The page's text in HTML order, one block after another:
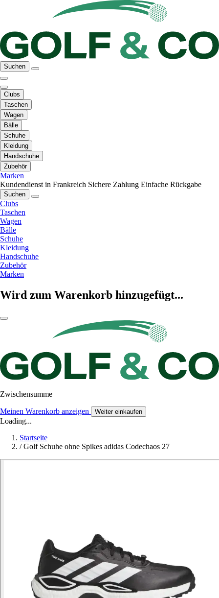
Suchen
Clubs
Taschen
Wagen
Bälle
Schuhe
Kleidung
Handschuhe
Zubehör
Marken
Kundendienst in Frankreich Sichere Zahlung Einfache Rückgabe
Suchen
Clubs
Taschen
Wagen
Bälle
Schuhe
Kleidung
Handschuhe
Zubehör
Marken
Wird zum Warenkorb hinzugefügt...
Zwischensumme
Meinen Warenkorb anzeigen Weiter einkaufen
Loading...
Startseite
/ Golf Schuhe ohne Spikes adidas Codechaos 27